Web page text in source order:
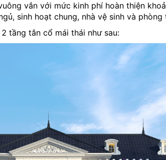
vắn với mức kinh phí hoàn thiện
sinh hoạt chung, nhà vệ sinh và phòng
tầng tân cổ mái thái như sau: